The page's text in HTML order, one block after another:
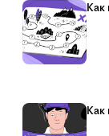
Как
Как